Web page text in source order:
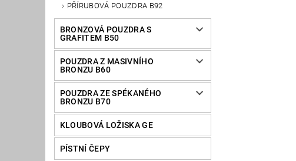
PŘÍRUBOVÁ POUZDRA B92
BRONZOVÁ POUZDRA S
GRAFITEM B50
POUZDRA Z MASIVNÍHO
BRONZU B60
POUZDRA ZE SPÉKANÉHO
BRONZU B70
KLOUBOVÁ LOŽISKA GE
PÍSTNÍ ČEPY